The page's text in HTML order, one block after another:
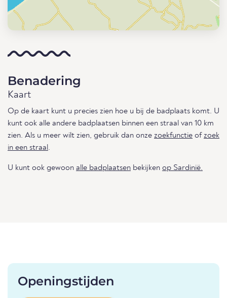
Benadering
Kaart
Op de kaart kunt u precies zien hoe u bij de badplaats komt. U
kunt ook alle andere badplaatsen binnen een straal van 10 km
zien. Als u meer wilt zien, gebruik dan onze zoekfunctie ofzoek
in een straal.
U kunt ook gewoon alle badplaatsen bekijken op Sardinië.
Openingstijden